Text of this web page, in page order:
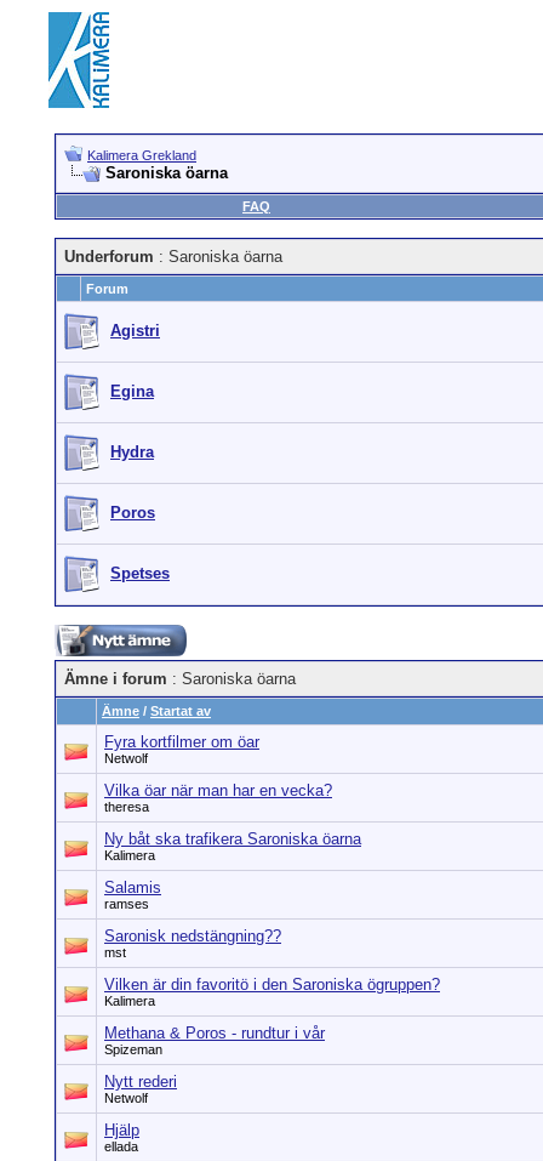
Kalimera Grekland
Saroniska öarna
FAQ
Underforum : Saroniska öarna
Forum
Agistri
Egina
Hydra
Poros
Spetses
Ämne i forum : Saroniska öarna
Ämne / Startat av
Fyra kortfilmer om öar
Netwolf
Vilka öar när man har en vecka?
theresa
Ny båt ska trafikera Saroniska öarna
Kalimera
Salamis
ramses
Saronisk nedstängning??
mst
Vilken är din favoritö i den Saroniska ögruppen?
Kalimera
Methana & Poros - rundtur i vår
Spizeman
Nytt rederi
Netwolf
Hjälp
ellada